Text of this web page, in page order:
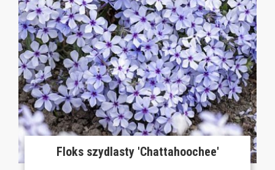
Floks szydlasty 'Chattahoochee'